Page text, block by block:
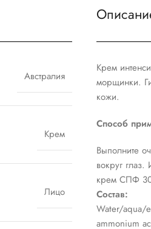
Австралия
Крем
Лицо
Крем
морщинки.
кожи.
Способ
Выполните
вокруг
крем СПФ
Состав:
Water/aqua/
ammonium